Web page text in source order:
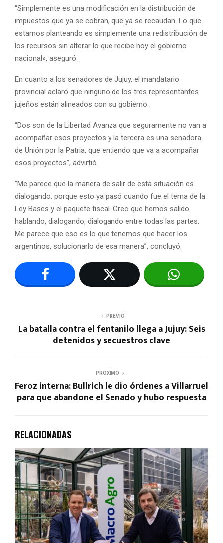
“Simplemente es una modificación en la distribución de
impuestos que ya se cobran, que ya se recaudan. Lo que
estamos planteando es simplemente una redistribución de
los recursos sin alterar lo que recibe hoy el gobierno
nacional», aseguró.
En cuanto a los senadores de Jujuy, el mandatario
provincial aclaró que ninguno de los tres representantes
jujeños están alineados con su gobierno.
“Dos son de la Libertad Avanza que seguramente no van a
acompañar esos proyectos y la tercera es una senadora
de Unión por la Patria, que entiendo que va a acompañar
esos proyectos”, advirtió.
“Me parece que la manera de salir de esta situación es
dialogando, porque esto ya pasó cuando fue el tema de la
Ley Bases y el paquete fiscal. Creo que hemos salido
hablando, dialogando, dialogando entre todas las partes.
Me parece que eso es lo que tenemos que hacer los
argentinos, solucionarlo de esa manera”, concluyó.
PREVIO
La batalla contra el fentanilo llega a Jujuy: Seis
detenidos y secuestros clave
PROXIMO
Feroz interna: Bullrich le dio órdenes a Villarruel
para que abandone el Senado y hubo respuesta
RELACIONADAS